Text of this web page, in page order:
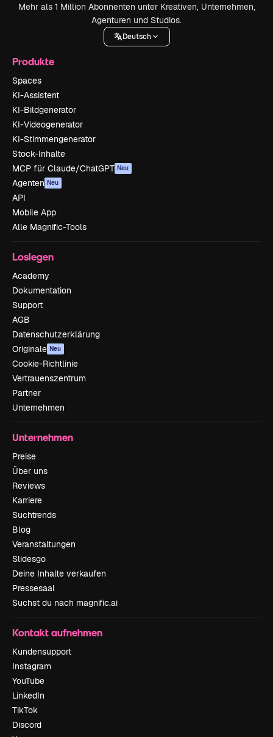
Mehr als 1 Million Abonnenten unter Kreativen, Unternehmen,
Agenturen und Studios.
Deutsch
Produkte
Spaces
KI-Assistent
KI-Bildgenerator
KI-Videogenerator
KI-Stimmengenerator
Stock-Inhalte
MCP für Claude/ChatGPT Neu
Agenten Neu
API
Mobile App
Alle Magnific-Tools
Loslegen
Academy
Dokumentation
Support
AGB
Datenschutzerklärung
Originale Neu
Cookie-Richtlinie
Vertrauenszentrum
Partner
Unternehmen
Unternehmen
Preise
Über uns
Reviews
Karriere
Suchtrends
Blog
Veranstaltungen
Slidesgo
Deine Inhalte verkaufen
Pressesaal
Suchst du nach magnific.ai
Kontakt aufnehmen
Kundensupport
Instagram
YouTube
LinkedIn
TikTok
Discord